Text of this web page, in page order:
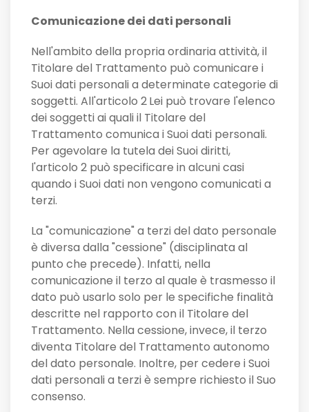
Comunicazione dei dati personali
Nell'ambito della propria ordinaria attività, il
Titolare del Trattamento può comunicare i
Suoi dati personali a determinate categorie di
soggetti. All'articolo 2Lei può trovare l'elenco
dei soggetti ai quali il Titolare del
Trattamento comunica i Suoi dati personali.
Per agevolare la tutela dei Suoi diritti,
l'articolo 2 può specificare in alcuni casi
quando i Suoi dati non vengono comunicati a
terzi.
La "comunicazione" a terzi del dato personale
è diversa dalla "cessione" (disciplinata al
punto che precede). Infatti, nella
comunicazione il terzo al quale è trasmesso il
dato può usarlo solo per le specifiche finalità
descritte nel rapporto con il Titolare del
Trattamento. Nella cessione, invece, il terzo
diventa Titolare del Trattamento autonomo
del dato personale. Inoltre, per cedere i Suoi
dati personali a terzi è sempre richiesto il Suo
consenso.